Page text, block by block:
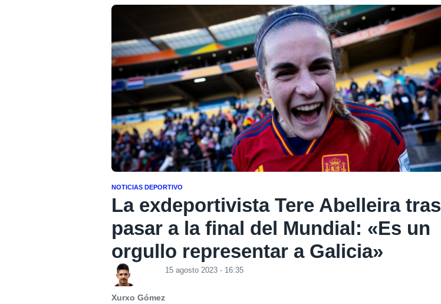
NOTICIAS DEPORTIVO
La exdeportivista Tere Abelleira tras
pasar a la final del Mundial: «Es un
orgullo representar a Galicia»
Xurxo Gómez
15 agosto 2023 - 16:35